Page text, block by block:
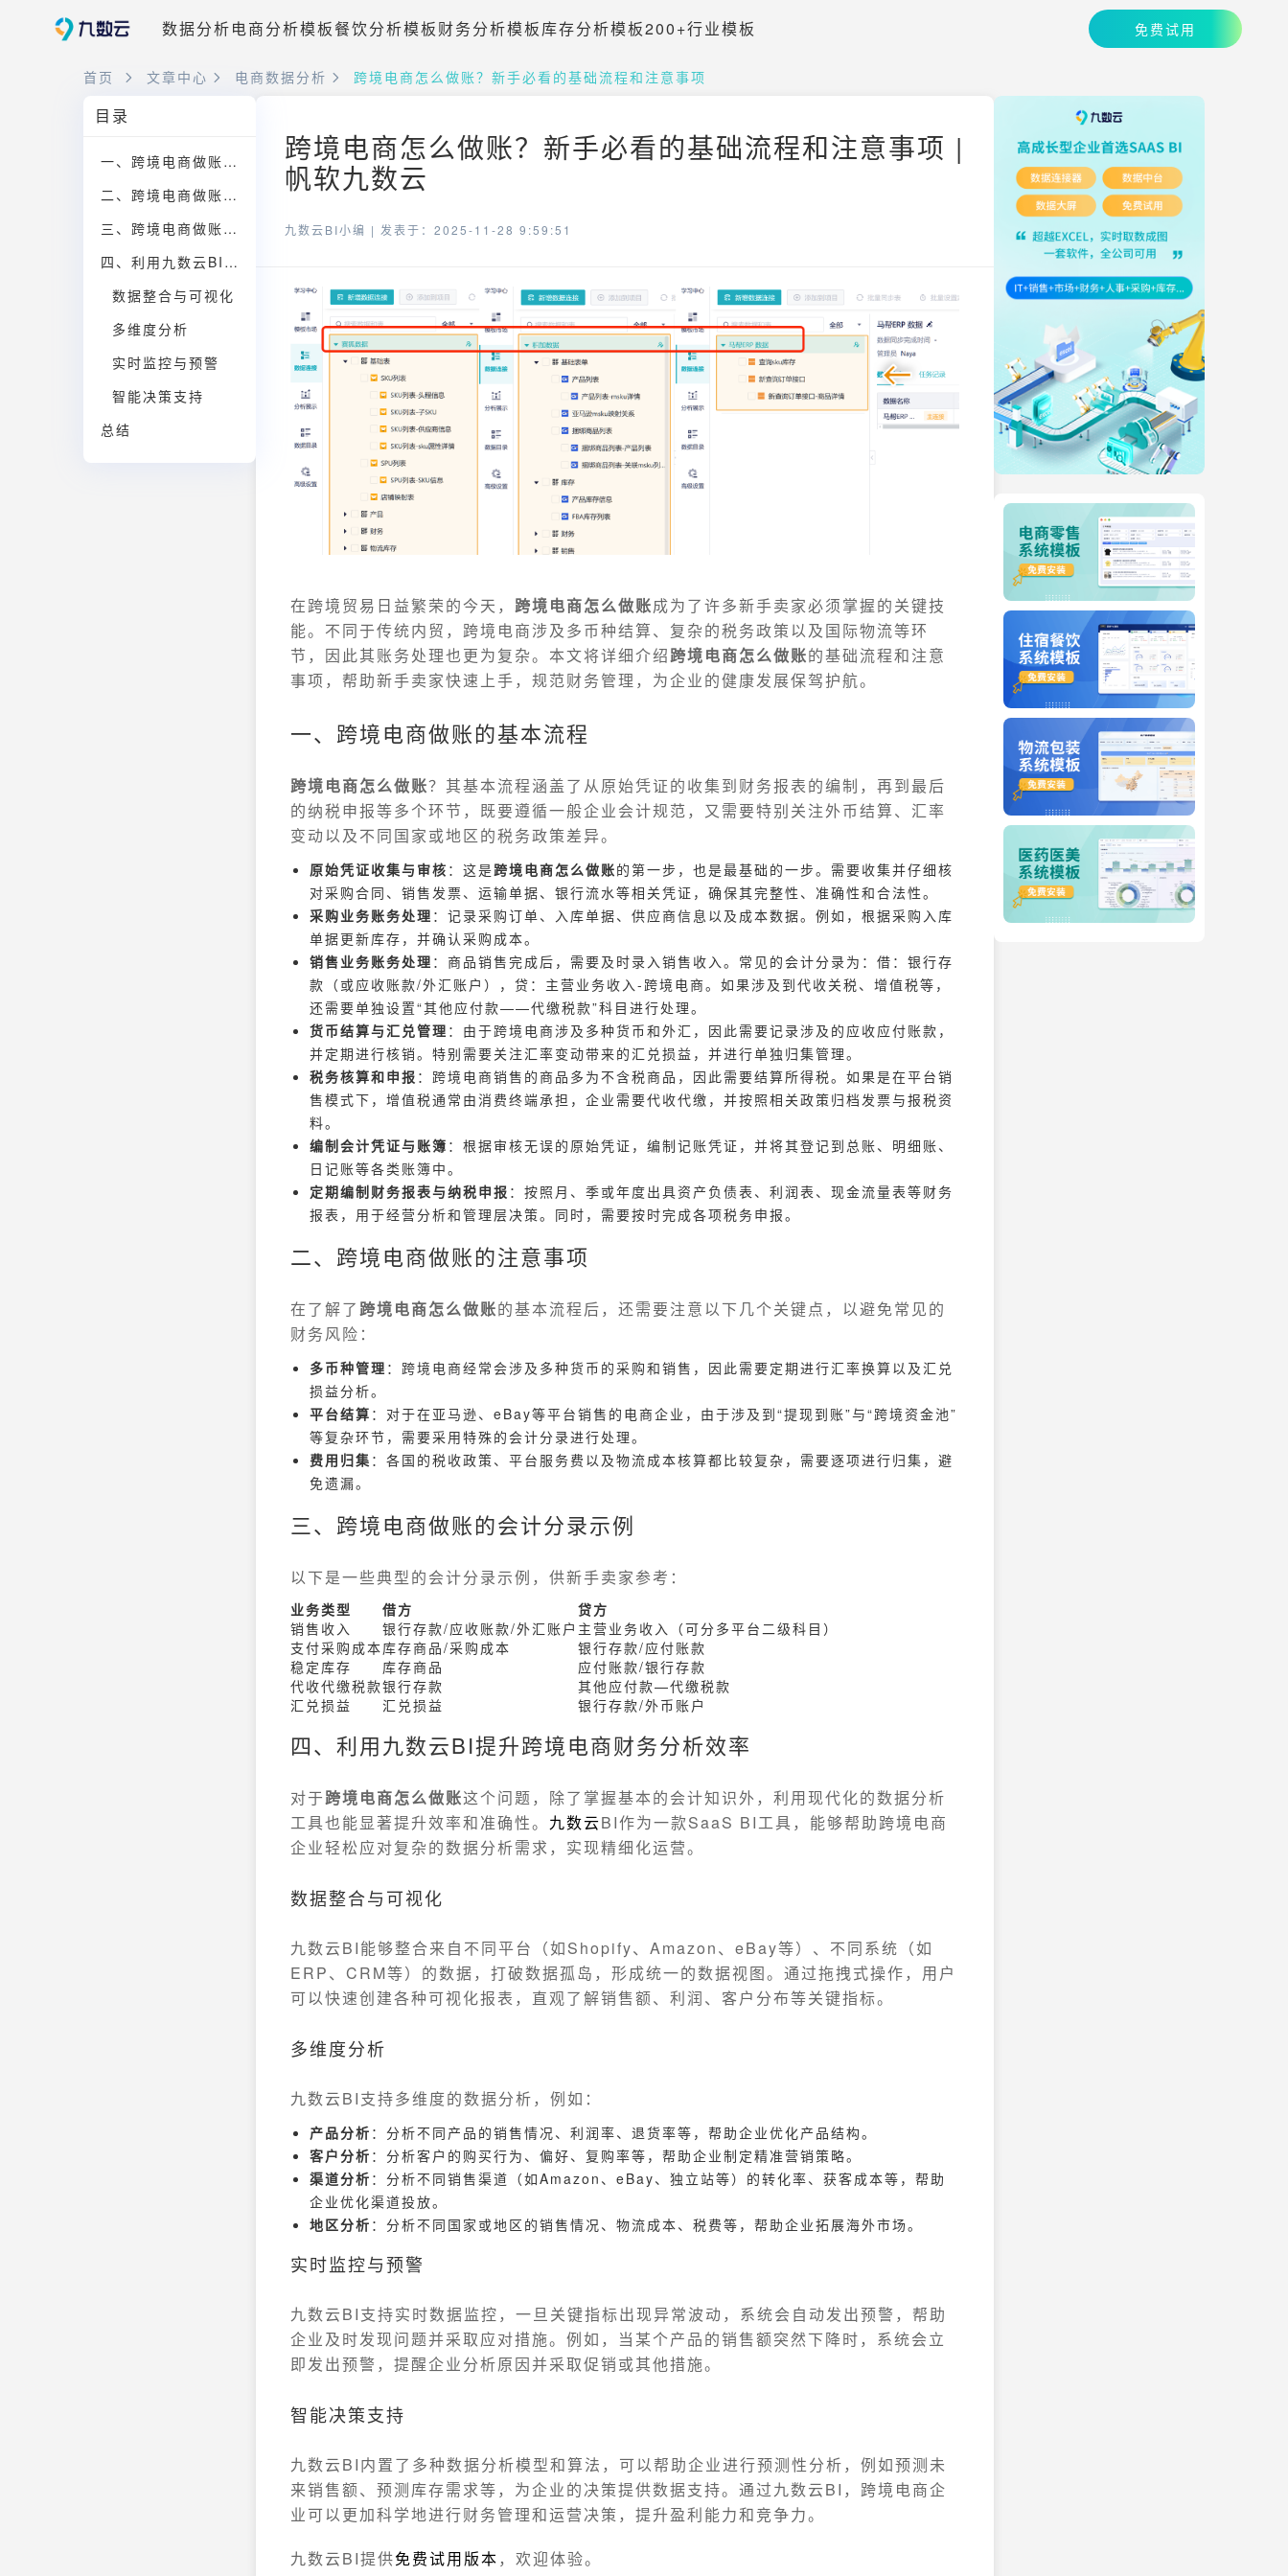
数据分析电商分析模板餐饮分析模板财务分析模板库存分析模板200+行业模板 免费试用
首页 文章中心 电商数据分析 跨境电商怎么做账？新手必看的基础流程和注意事项
目录
一、跨境电商做账的基本流程
二、跨境电商做账的注意事项
三、跨境电商做账的会计分录示例
四、利用九数云BI提升跨境电商财务分析效率
数据整合与可视化
多维度分析
实时监控与预警
智能决策支持
总结
跨境电商怎么做账？新手必看的基础流程和注意事项 |
帆软九数云
九数云BI小编 | 发表于：2025-11-28 9:59:51
在跨境贸易日益繁荣的今天， 跨境电商怎么做账成为了许多新手卖家必须掌握的关键技
能。不同于传统内贸，跨境电商涉及多币种结算、复杂的税务政策以及国际物流等环
节，因此其账务处理也更为复杂。本文将详细介绍跨境电商怎么做账的基础流程和注意
事项，帮助新手卖家快速上手，规范财务管理，为企业的健康发展保驾护航。
一、跨境电商做账的基本流程
跨境电商怎么做账？其基本流程涵盖了从原始凭证的收集到财务报表的编制，再到最后
的纳税申报等多个环节，既要遵循一般企业会计规范，又需要特别关注外币结算、汇率
变动以及不同国家或地区的税务政策差异。
原始凭证收集与审核 ：这是跨境电商怎么做账的第一步，也是最基础的一步。需要收集并仔细核
对采购合同、销售发票、运输单据、银行流水等相关凭证，确保其完整性、准确性和合法性。
采购业务账务处理 ：记录采购订单、入库单据、供应商信息以及成本数据。例如，根据采购入库
单据更新库存，并确认采购成本。
销售业务账务处理 ：商品销售完成后，需要及时录入销售收入。常见的会计分录为：借：银行存
款（或应收账款/外汇账户），贷：主营业务收入-跨境电商。如果涉及到代收关税、增值税等，
还需要单独设置“其他应付款——代缴税款”科目进行处理。
货币结算与汇兑管理 ：由于跨境电商涉及多种货币和外汇，因此需要记录涉及的应收应付账款，
并定期进行核销。特别需要关注汇率变动带来的汇兑损益，并进行单独归集管理。
税务核算和申报 ：跨境电商销售的商品多为不含税商品，因此需要结算所得税。如果是在平台销
售模式下，增值税通常由消费终端承担，企业需要代收代缴，并按照相关政策归档发票与报税资
料。
编制会计凭证与账簿 ：根据审核无误的原始凭证，编制记账凭证，并将其登记到总账、明细账、
日记账等各类账簿中。
定期编制财务报表与纳税申报 ：按照月、季或年度出具资产负债表、利润表、现金流量表等财务
报表，用于经营分析和管理层决策。同时，需要按时完成各项税务申报。
二、跨境电商做账的注意事项
在了解了跨境电商怎么做账的基本流程后，还需要注意以下几个关键点，以避免常见的
财务风险：
多币种管理 ：跨境电商经常会涉及多种货币的采购和销售，因此需要定期进行汇率换算以及汇兑
损益分析。
平台结算 ：对于在亚马逊、eBay等平台销售的电商企业，由于涉及到“提现到账”与“跨境资金池”
等复杂环节，需要采用特殊的会计分录进行处理。
费用归集 ：各国的税收政策、平台服务费以及物流成本核算都比较复杂，需要逐项进行归集，避
免遗漏。
三、跨境电商做账的会计分录示例
以下是一些典型的会计分录示例，供新手卖家参考：
业务类型 借方
贷方
销售收入
银行存款/应收账款/外汇账户 主营业务收入（可分多平台二级科目）
支付采购成本库存商品/采购成本
银行存款/应付账款
稳定库存
库存商品
应付账款/银行存款
代收代缴税款银行存款
其他应付款—代缴税款
汇兑损益
汇兑损益 银行存款/外币账户
四、利用九数云BI提升跨境电商财务分析效率
对于跨境电商怎么做账这个问题，除了掌握基本的会计知识外，利用现代化的数据分析
工具也能显著提升效率和准确性。 九数云BI作为一款SaaS BI工具，能够帮助跨境电商
企业轻松应对复杂的数据分析需求，实现精细化运营。
数据整合与可视化
九数云BI能够整合来自不同平台（如Shopify、Amazon、eBay等）、不同系统（如
ERP、CRM等）的数据，打破数据孤岛，形成统一的数据视图。通过拖拽式操作，用户
可以快速创建各种可视化报表，直观了解销售额、利润、客户分布等关键指标。
多维度分析
九数云BI支持多维度的数据分析，例如：
产品分析 ：分析不同产品的销售情况、利润率、退货率等，帮助企业优化产品结构。
客户分析 ：分析客户的购买行为、偏好、复购率等，帮助企业制定精准营销策略。
渠道分析 ：分析不同销售渠道（如Amazon、eBay、独立站等）的转化率、获客成本等，帮助
企业优化渠道投放。
地区分析 ：分析不同国家或地区的销售情况、物流成本、税费等，帮助企业拓展海外市场。
实时监控与预警
九数云BI支持实时数据监控，一旦关键指标出现异常波动，系统会自动发出预警，帮助
企业及时发现问题并采取应对措施。例如，当某个产品的销售额突然下降时，系统会立
即发出预警，提醒企业分析原因并采取促销或其他措施。
智能决策支持
九数云BI内置了多种数据分析模型和算法，可以帮助企业进行预测性分析，例如预测未
来销售额、预测库存需求等，为企业的决策提供数据支持。通过九数云BI，跨境电商企
业可以更加科学地进行财务管理和运营决策，提升盈利能力和竞争力。
九数云BI提供免费试用版本 ，欢迎体验。